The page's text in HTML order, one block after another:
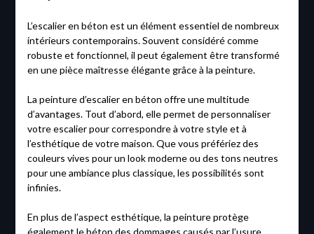
L’escalier en béton est un élément essentiel de nombreux
intérieurs contemporains. Souvent considéré comme
robuste et fonctionnel, il peut également être transformé
en une pièce maîtresse élégante grâce à la peinture.
La peinture d’escalier en béton offre une multitude
d’avantages. Tout d’abord, elle permet de personnaliser
votre escalier pour correspondre à votre style et à
l’esthétique de votre maison. Que vous préfériez des
couleurs vives pour un look moderne ou des tons neutres
pour une ambiance plus classique, les possibilités sont
infinies.
En plus de l’aspect esthétique, la peinture protège